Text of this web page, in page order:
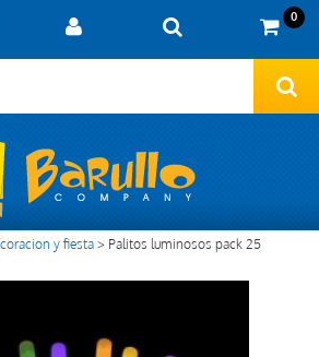
0
y fiesta> Palitos luminosos pack 25